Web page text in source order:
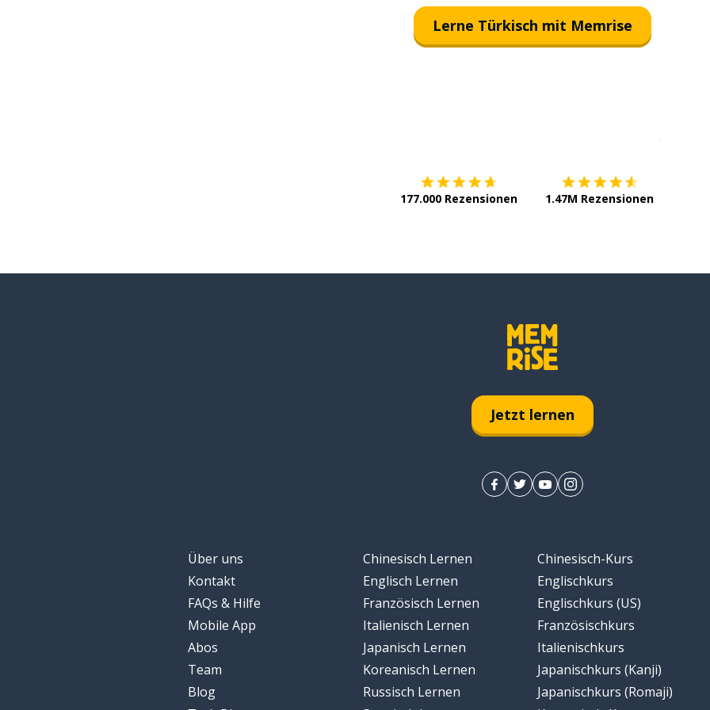
Lerne Türkisch mit Memrise
177.000 Rezensionen 1.47M Rezensionen
Jetzt lernen
Über uns
Kontakt
FAQs & Hilfe
Mobile App
Abos
Team
Blog
Chinesisch Lernen
Englisch Lernen
Französisch Lernen
Italienisch Lernen
Japanisch Lernen
Koreanisch Lernen
Russisch Lernen
Chinesisch-Kurs
Englischkurs
Englischkurs (US)
Französischkurs
Italienischkurs
Japanischkurs (Kanji)
Japanischkurs (Romaji)